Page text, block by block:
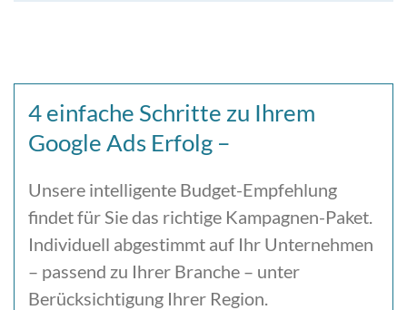
4 einfache Schritte zu Ihrem
Google Ads Erfolg –
Unsere intelligente Budget-Empfehlung
findet für Sie das richtige Kampagnen-Paket.
Individuell abgestimmt auf Ihr Unternehmen
– passend zu Ihrer Branche – unter
Berücksichtigung Ihrer Region.